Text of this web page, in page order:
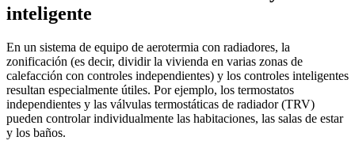
inteligente
En un sistema de equipo de aerotermia con radiadores, la
zonificación (es decir, dividir la vivienda en varias zonas de
calefacción con controles independientes) y los controles inteligentes
resultan especialmente útiles. Por ejemplo, los termostatos
independientes y las válvulas termostáticas de radiador (TRV)
pueden controlar individualmente las habitaciones, las salas de estar
y los baños.